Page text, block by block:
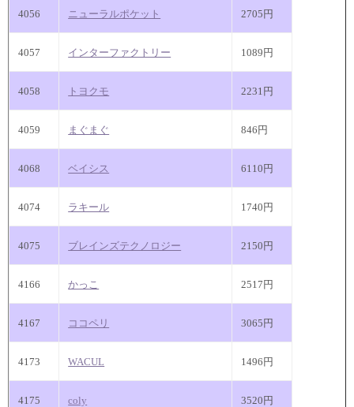
4056 ニューラルポケット 2705円
4057 インターファクトリー 1089円
4058 トヨクモ 2231円
4059 まぐまぐ 846円
4068 ベイシス 6110円
4074 ラキール 1740円
4075 ブレインズテクノロジー 2150円
4166 かっこ 2517円
4167 ココペリ 3065円
4173 WACUL 1496円
4175 coly 3520円